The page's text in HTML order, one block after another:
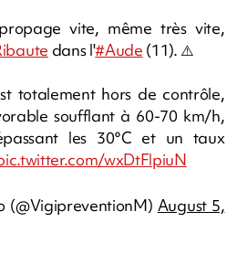
vite, même très vite,
dans l'#Aude (11). ⚠️
totalement hors de contrôle,
soufflant à 60-70 km/h,
les 30°C et un taux
wxDtFlpiuN
(@VigipreventionM) August 5,